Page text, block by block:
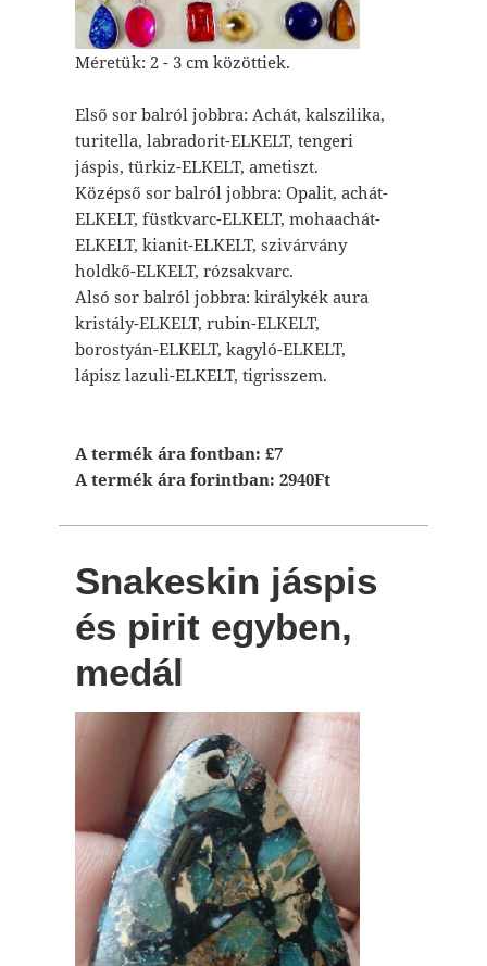
Méretük: 2 - 3 cm közöttiek.
Első sor balról jobbra: Achát, kalszilika,
turitella, labradorit-ELKELT, tengeri
jáspis, türkiz-ELKELT, ametiszt.
Középső sor balról jobbra: Opalit, achát-
ELKELT, füstkvarc-ELKELT, mohaachát-
ELKELT, kianit-ELKELT, szivárvány
holdkő-ELKELT, rózsakvarc.
Alsó sor balról jobbra: királykék aura
kristály-ELKELT, rubin-ELKELT,
borostyán-ELKELT, kagyló-ELKELT,
lápisz lazuli-ELKELT, tigrisszem.
A termék ára fontban: £7
A termék ára forintban: 2940Ft
Snakeskin jáspis
és pirit egyben,
medál